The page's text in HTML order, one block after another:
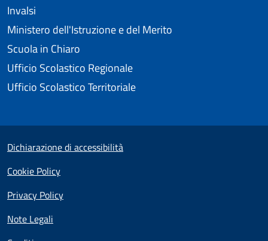
Invalsi
Ministero dell'Istruzione e del Merito
Scuola in Chiaro
Ufficio Scolastico Regionale
Ufficio Scolastico Territoriale
Small prints
Useful links section
Dichiarazione di accessibilità
Cookie Policy
Privacy Policy
Note Legali